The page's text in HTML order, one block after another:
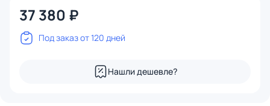
37 380 ₽
Под заказ от 120 дней
Нашли дешевле?